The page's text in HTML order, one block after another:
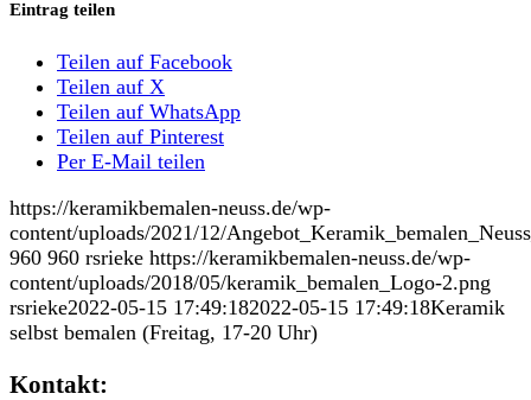
Eintrag teilen
Teilen auf Facebook
Teilen auf X
Teilen auf WhatsApp
Teilen auf Pinterest
Per E-Mail teilen
https://keramikbemalen-neuss.de/wp-
content/uploads/2021/12/
960 960 rsrieke https://keramikbemalen-neuss.de/wp-
content/uploads/2018/05/keramik_bemalen_Logo-2.png
rsrieke2022-05-15 17:49:182022-05-15 17:49:18Keramik
selbst bemalen (Freitag, 17-20 Uhr)
Kontakt: